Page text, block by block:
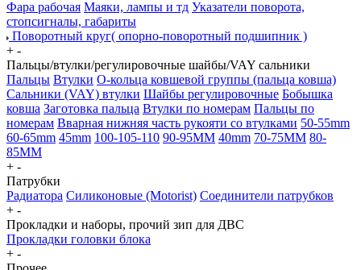
Фара рабочая Маяки, лампы и тд Указатели поворота,
стопсигналы, габариты
Поворотный круг( опорно-поворотный подшипник )
+ -
Пальцы/втулки/регулировочные шайбы/VAY сальники
Пальцы Втулки О-кольца ковшевой группы (пальца ковша)
Сальники (VAY) втулки Шайбы регулировочные Бобышка
ковша Заготовка пальца Втулки по номерам Пальцы по
номерам Вварная нижняя часть рукояти со втулками 50-55mm
60-65mm 45mm 100-105-110 90-95MM 40mm 70-75MM 80-
85MM
+ -
Патрубки
Радиатора Силиконовые (Motorist) Соединители патрубков
+ -
Прокладки и наборы, прочий зип для ДВС
Прокладки головки блока
+ -